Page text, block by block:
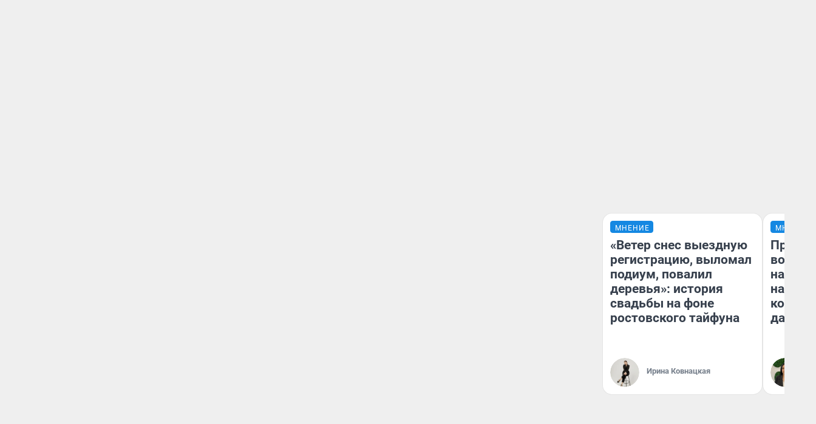
МНЕНИЕ
«Ветер снес выездную
регистрацию, выломал
подиум, повалил
деревья»: история
свадьбы на фоне
ростовского тайфуна
Ирина Ковнацкая
МНЕНИЕ
нам
даже